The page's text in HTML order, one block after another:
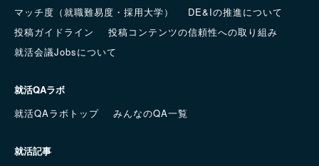
マッチ度（就職難易度・採用大学）
DE&Iの推進について
投稿ガイドライン
投稿コンテンツの信頼性への取り組み
就活会議Jobsについて
就活QAラボ
就活QAラボトップ
みんなのQA一覧
就活記事